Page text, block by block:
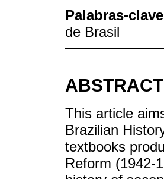
Palabras-
de Brasil
ABSTRACT
This article
Brazilian
textbooks
Reform (1942-